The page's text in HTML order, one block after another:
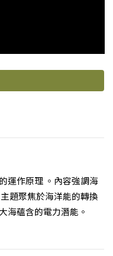
運作原理 。內容強調海
題聚焦於海洋能的轉換
海蘊含的電力潛能。